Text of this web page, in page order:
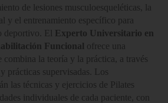
de lesiones musculoesqueléticas, la
y el entrenamiento específico para
deportivo. El
Experto Universitario en
Funcional ofrece una
combina la teoría y la práctica, a través
prácticas supervisadas. Los
las técnicas y ejercicios de Pilates
individuales de cada paciente, con